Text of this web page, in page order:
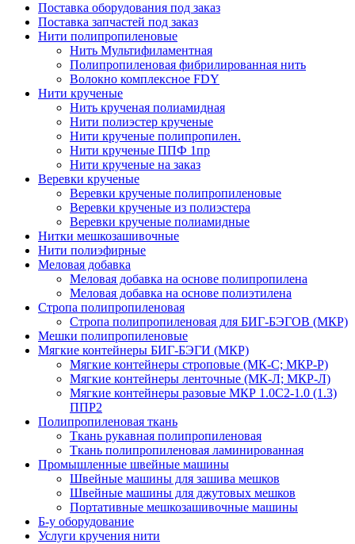
Поставка оборудования под заказ
Поставка запчастей под заказ
Нити полипропиленовые
Нить Мультифиламентная
Полипропиленовая фибрилированная нить
Волокно комплексное FDY
Нити крученые
Нить крученая полиамидная
Нити полиэстер крученые
Нити крученые полипропилен.
Нити крученые ППФ 1пр
Нити крученые на заказ
Веревки крученые
Веревки крученые полипропиленовые
Веревки крученые из полиэстера
Веревки крученые полиамидные
Нитки мешкозашивочные
Нити полиэфирные
Меловая добавка
Меловая добавка на основе полипропилена
Меловая добавка на основе полиэтилена
Стропа полипропиленовая
Стропа полипропиленовая для БИГ-БЭГОВ (МКР)
Мешки полипропиленовые
Мягкие контейнеры БИГ-БЭГИ (МКР)
Мягкие контейнеры строповые (МК-С; МКР-Р)
Мягкие контейнеры ленточные (МК-Л; МКР-Л)
Мягкие контейнеры разовые МКР 1.0С2-1.0 (1.3)
ППР2
Полипропиленовая ткань
Ткань рукавная полипропиленовая
Ткань полипропиленовая ламинированная
Промышленные швейные машины
Швейные машины для зашива мешков
Швейные машины для джутовых мешков
Портативные мешкозашивочные машины
Б-у оборудование
Услуги кручения нити